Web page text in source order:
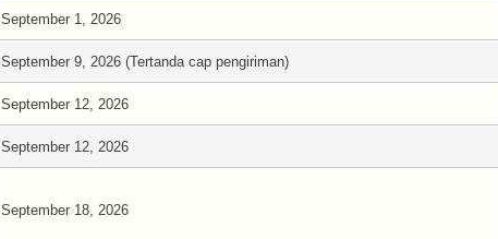
September 1, 2026
September 9, 2026 (Tertanda cap pengiriman)
September 12, 2026
September 12, 2026
September 18, 2026